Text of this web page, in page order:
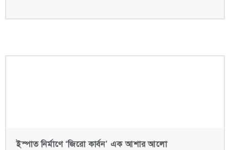
ইস্পাত নির্মাণে ‘জিরো কার্বন’ এক আশার আলো